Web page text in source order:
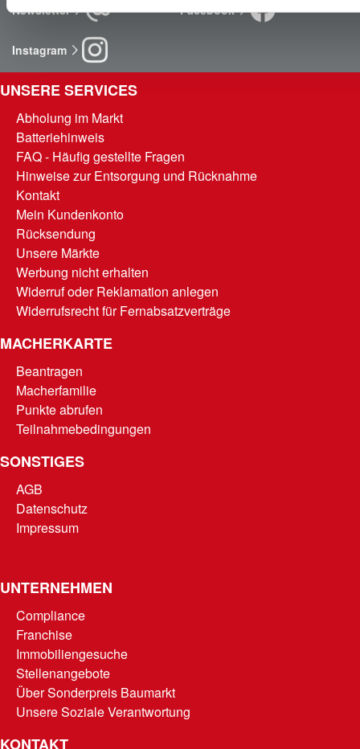
Newsletter Facebook
Instagram
UNSERE SERVICES
Abholung im Markt
Batteriehinweis
FAQ - Häufig gestellte Fragen
Hinweise zur Entsorgung und Rücknahme
Kontakt
Mein Kundenkonto
Rücksendung
Unsere Märkte
Werbung nicht erhalten
Widerruf oder Reklamation anlegen
Widerrufsrecht für Fernabsatzverträge
MACHERKARTE
Beantragen
Macherfamilie
Punkte abrufen
Teilnahmebedingungen
SONSTIGES
AGB
Datenschutz
Impressum
UNTERNEHMEN
Compliance
Franchise
Immobiliengesuche
Stellenangebote
Über Sonderpreis Baumarkt
Unsere Soziale Verantwortung
KONTAKT